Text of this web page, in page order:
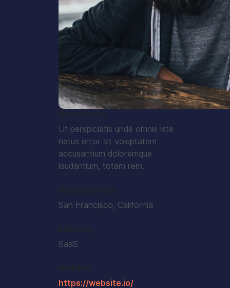
Ut perspiciatis unde omnis iste
natus error sit voluptatem
accusantium doloremque
laudantium, totam rem.
San Francisco, California
SaaS
https://website.io/